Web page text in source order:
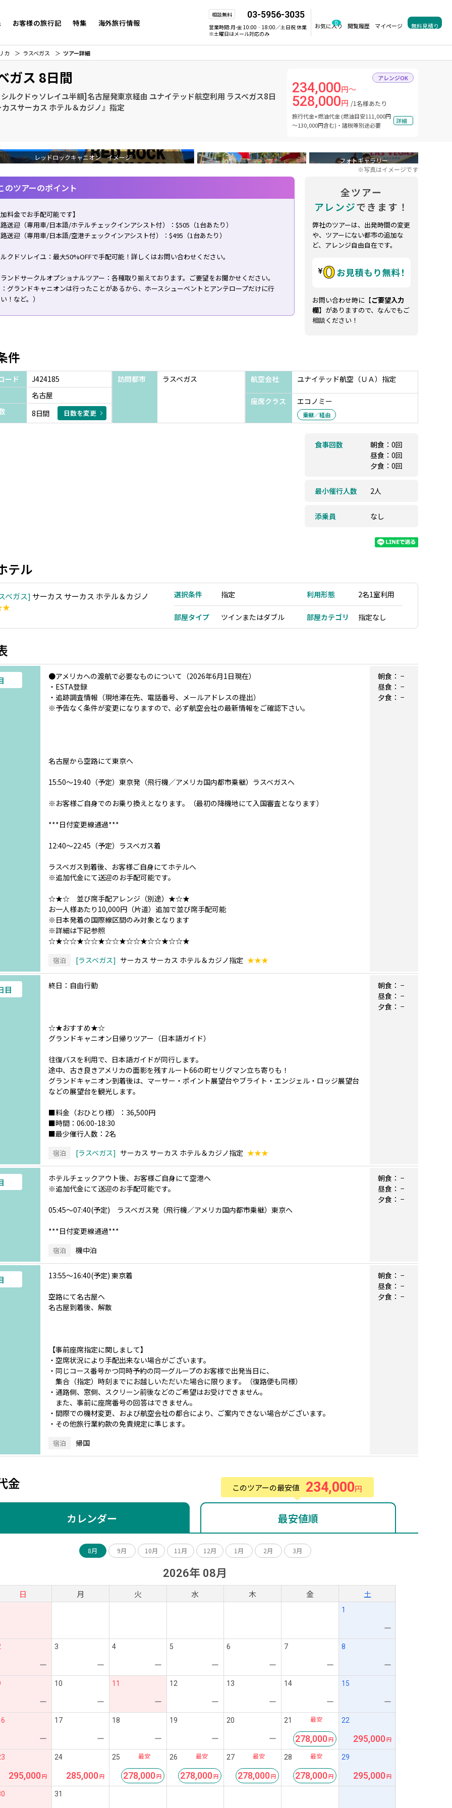
お客様の旅行記 特集 海外旅行情報
相談無料 03-5956-3035
営業時間:月-金 10:00‐18:00／土日祝 休業
※土曜日はメール対応のみ
お気に入り
0 閲覧履歴 マイページ 無料見積り
カ ラスベガス ツアー詳細
ガス 8日間
ルクドゥソレイユ半額]名古屋発東京経由 ユナイテッド航空利用 ラスベガス8日
スサーカス ホテル＆カジノ』指定
アレンジOK
234,000円～
528,000円 /1名様あたり
旅行代金+燃油代金 (燃油目安111,000円
～130,000円含む)・諸税等別途必要
詳細
レッドロックキャニオン イメージ
フォトギャラリー
※写真はイメージです
のツアーのポイント
料金でお手配可能です】
送迎（専用車/日本語/ホテルチェックインアシスト付）：$505（1台あたり）
送迎（専用車/日本語/空港チェックインアシスト付）：$495（1台あたり）
クドソレイユ：最大50%OFFで手配可能！詳しくはお問い合わせください。
ンドサークルオプショナルツアー：各種取り揃えております。ご要望をお聞かせください。
グランドキャニオンは行ったことがあるから、ホースシューベントとアンテロープだけに行
！など。）
全ツアー
アレンジできます！
弊社のツアーは、出発時間の変更
や、ツアーにない都市の追加な
ど、アレンジ自由自在です。
お問い合わせ時に【ご要望入力
欄】がありますので、なんでもご
相談ください！
件
ード
J424185
名古屋
8日間 日数を変更
訪問都市 ラスベガス 航空会社 ユナイテッド航空（ＵＡ）指定
座席クラス エコノミー
乗継／経由
食事回数
朝食：0回
昼食：0回
夕食：0回
最小催行人数 2人
添乗員 なし
テル
ベガス サーカス サーカス ホテル＆カジノ
選択条件 指定 利用形態 2名1室利用
部屋タイプ ツインまたはダブル 部屋カテゴリ 指定なし
●アメリカへの渡航で必要なものについて（2026年6月1日現在）
・ESTA登録
・追跡調査情報（現地滞在先、電話番号、メールアドレスの提出）
※予告なく条件が変更になりますので、必ず航空会社の最新情報をご確認下さい。
名古屋から空路にて東京へ
15:50～19:40（予定）東京発（飛行機／アメリカ国内都市乗継）ラスベガスへ
※お客様ご自身でのお乗り換えとなります。（最初の降機地にて入国審査となります）
***日付変更線通過***
12:40～22:45（予定）ラスベガス着
ラスベガス到着後、お客様ご自身にてホテルへ
※追加代金にて送迎のお手配可能です。
☆★☆ 並び席手配アレンジ（別途）★☆★
お一人様あたり10,000円（片道）追加で並び席手配可能
※日本発着の国際線区間のみ対象となります
※詳細は下記参照
☆★☆☆★☆☆★☆☆★☆☆★☆☆★☆☆★
宿泊 ラスベガス サーカス サーカス ホテル＆カジノ指定 ★★★
朝食： −
昼食： −
夕食： −
目 終日：自由行動
☆★おすすめ★☆
グランドキャニオン日帰りツアー（日本語ガイド）
往復バスを利用で、日本語ガイドが同行します。
途中、古き良きアメリカの面影を残すルート66の町セリグマン立ち寄りも！
グランドキャニオン到着後は、マーサー・ポイント展望台やブライト・エンジェル・ロッジ展望台
などの展望台を観光します。
■料金（おひとり様）：36,500円
■時間：06:00-18:30
■最少催行人数：2名
宿泊 ラスベガス サーカス サーカス ホテル＆カジノ指定 ★★★
朝食： −
昼食： −
夕食： −
ホテルチェックアウト後、お客様ご自身にて空港へ
※追加代金にて送迎のお手配可能です。
05:45～07:40(予定) ラスベガス発（飛行機／アメリカ国内都市乗継）東京へ
***日付変更線通過***
宿泊 機中泊
朝食： −
昼食： −
夕食： −
13:55～16:40(予定) 東京着
空路にて名古屋へ
名古屋到着後、解散
【事前座席指定に関しまして】
・空席状況により手配出来ない場合がございます。
・同じコース番号かつ同時予約の同一グループのお客様で出発当日に、
集合（指定）時刻までにお越しいただいた場合に限ります。（復路便も同様）
・通路側、窓側、スクリーン前後などのご希望はお受けできません。
また、事前に座席番号の回答はできません。
・間際での機材変更、および航空会社の都合により、ご案内できない場合がございます。
・その他旅行業約款の免責規定に準じます。
宿泊 帰国
朝食： −
昼食： −
夕食： −
金 このツアーの最安値 234,000円
カレンダー 最安値順
8月 9月 10月 11月 12月 1月 2月 3月
2026年 08月
日 月 火 水 木 金 土
1
ー
ー
3
ー
4
ー
5
ー
6
ー
7
ー
8
ー
ー
10
ー
11
ー
12
ー
13
ー
14
ー
15
ー
ー
17
ー
18
ー
19
ー
20
ー
21 最安
278,000
22
295,000
295,000
24
285,000
25 最安
278,000
26 最安
278,000
27 最安
278,000
28 最安
278,000
29
295,000
31